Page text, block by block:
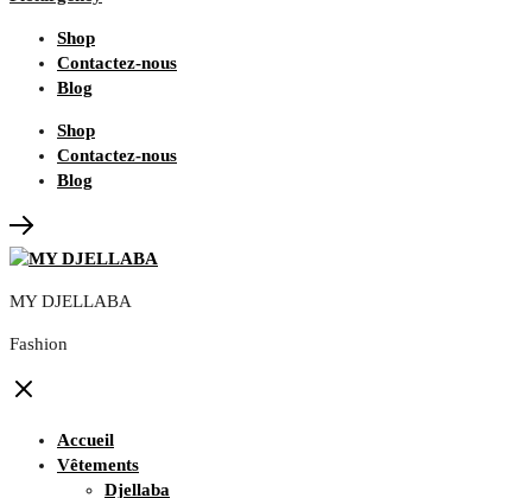
Shop
Contactez-nous
Blog
Shop
Contactez-nous
Blog
MY DJELLABA
Fashion
Accueil
Vêtements
Djellaba